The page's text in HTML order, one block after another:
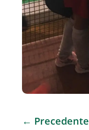
← Precedente